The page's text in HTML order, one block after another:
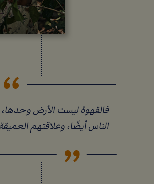
فالقهوة ليست الأرض
الناس أيضًا، وعلاقتهم